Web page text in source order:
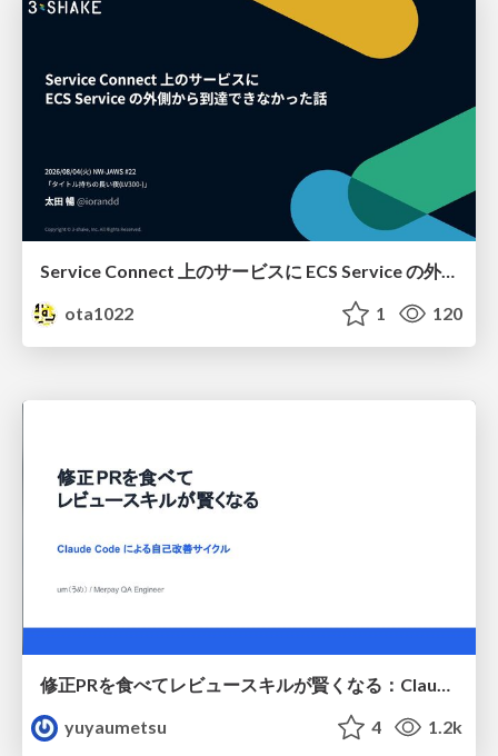
Service Connect 上のサービスに ECS Service の外側から到達できなかった話
ota1022
1 120
修正PRを食べてレビュースキルが賢くなる：Claude Codeによる自己改善サイクル
yuyaumetsu
4 1.2k